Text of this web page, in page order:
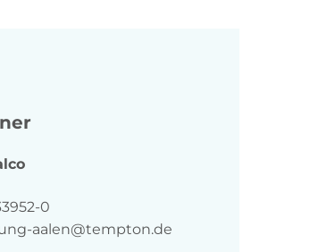
0
aalen@tempton.de